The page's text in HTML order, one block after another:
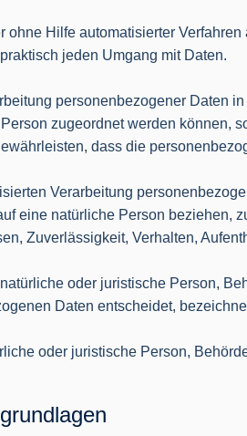
ohne Hilfe automatisierter
jeden Umgang mit Daten.
personenbezogener Daten
zugeordnet werden können,
dass die
Verarbeitung
eine natürliche Person beziehen,
Zuverlässigkeit, Verhalten,
oder juristische Person,
Daten entscheidet,
oder juristische Person,